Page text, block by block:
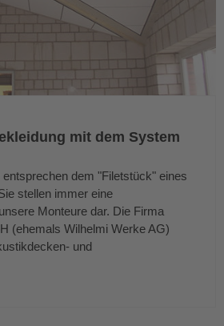
mit dem System
dem "Filetstück" eines
stellen immer eine
Monteure dar. Die Firma
(ehemals Wilhelmi Werke AG)
und